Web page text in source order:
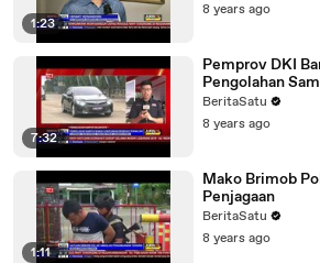
1:23
8 years ago
7:32
Pemprov DKI
Pengolahan
BeritaSatu
8 years ago
1:11
Mako Brimob
Penjagaan
BeritaSatu
8 years ago